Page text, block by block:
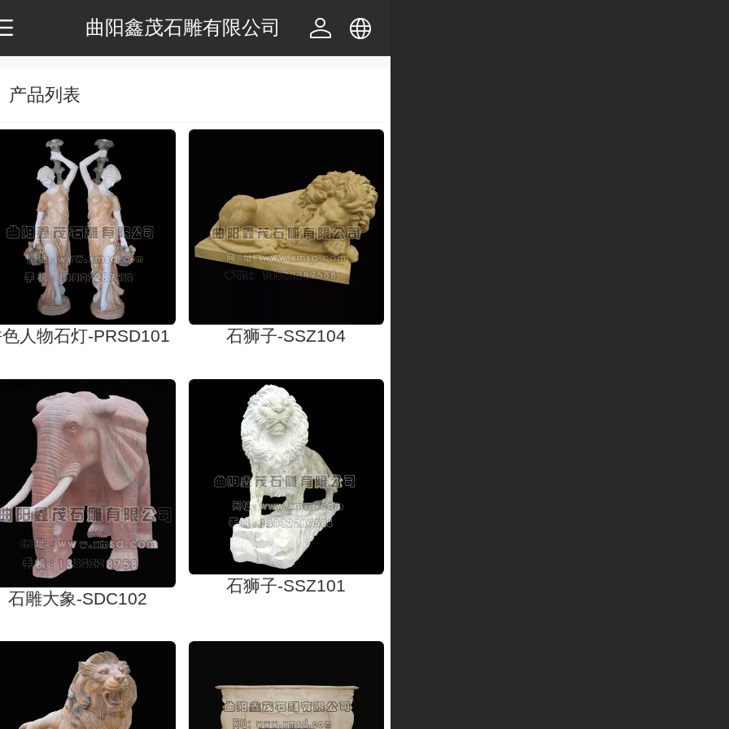
曲阳鑫茂石雕有限公司
English
产品列表
人物石灯-PRSD101 石狮子-SSZ104
石雕大象-SDC102
石狮子-SSZ101